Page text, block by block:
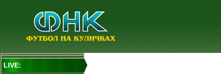
LIVE: